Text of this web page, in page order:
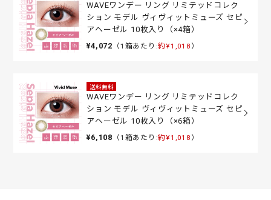
WAVEワンデー リング リミテッドコレク
ション モデル ヴィヴィットミューズ セピ
アヘーゼル 10枚入り（×4箱）
¥4,072 （1箱あたり:約¥1,018 ）
送料無料
WAVEワンデー リング リミテッドコレク
ション モデル ヴィヴィットミューズ セピ
アヘーゼル 10枚入り（×6箱）
¥6,108 （1箱あたり:約¥1,018 ）